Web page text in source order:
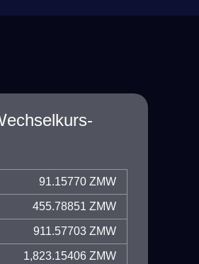
91.15770 ZMW
455.78851 ZMW
911.57703 ZMW
1,823.15406 ZMW